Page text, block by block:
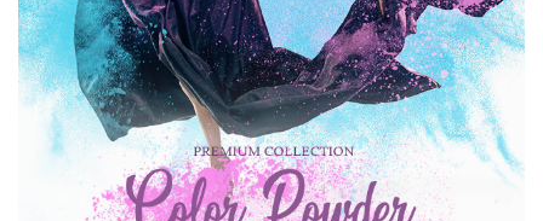
Ücretsiz indirin